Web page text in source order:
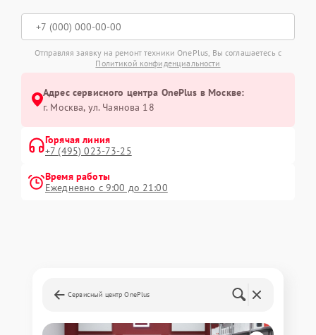
Отправляя заявку на ремонт техники OnePlus, Вы соглашаетесь с
Политикой конфиденциальности
Адрес сервисного центра OnePlus в Москве:
г. Москва, ул. Чаянова 18
Горячая линия
+7 (495) 023-73-25
Время работы
Ежедневно с 9:00 до 21:00
Сервисный центр OnePlus